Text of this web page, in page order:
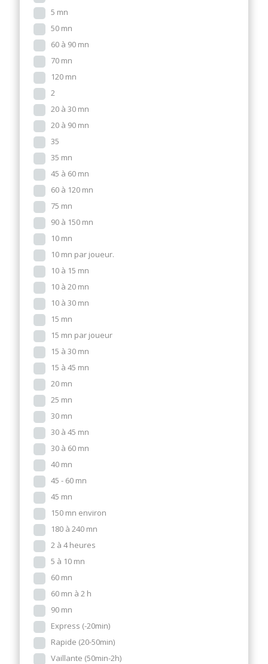
5 mn
50 mn
60 à 90 mn
70 mn
120 mn
2
20 à 30 mn
20 à 90 mn
35
35 mn
45 à 60 mn
60 à 120 mn
75 mn
90 à 150 mn
10 mn
10 mn par joueur.
10 à 15 mn
10 à 20 mn
10 à 30 mn
15 mn
15 mn par joueur
15 à 30 mn
15 à 45 mn
20 mn
25 mn
30 mn
30 à 45 mn
30 à 60 mn
40 mn
45 - 60 mn
45 mn
150 mn environ
180 à 240 mn
2 à 4 heures
5 à 10 mn
60 mn
60 mn à 2 h
90 mn
Express (-20min)
Rapide (20-50min)
Vaillante (50min-2h)